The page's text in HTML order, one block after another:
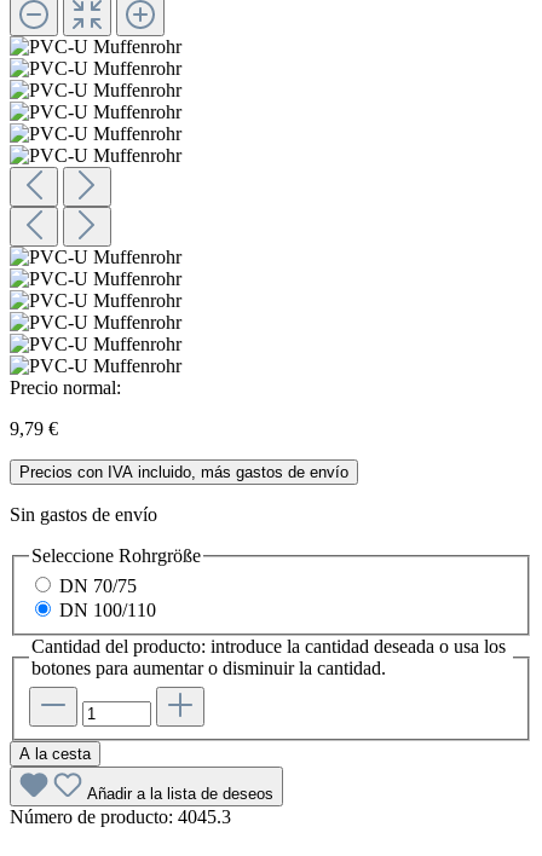
Precio normal:
9,79 €
Precios con IVA incluido, más gastos de envío
Sin gastos de envío
Seleccione Rohrgröße
DN 70/75
DN 100/110
Cantidad del producto: introduce la cantidad deseada o usa los
botones para aumentar o disminuir la cantidad.
A la cesta
Añadir a la lista de deseos
Número de producto: 4045.3